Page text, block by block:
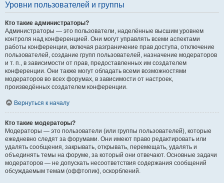
Уровни пользователей и группы
Кто такие администраторы?
Администраторы — это пользователи, наделённые высшим уровнем
контроля над конференцией. Они могут управлять всеми аспектами
работы конференции, включая разграничение прав доступа, отключение
пользователей, создание групп пользователей, назначение модераторов
и т. п., в зависимости от прав, предоставленных им создателем
конференции. Они также могут обладать всеми возможностями
модераторов во всех форумах, в зависимости от настроек,
произведённых создателем конференции.
Вернуться к началу
Кто такие модераторы?
Модераторы — это пользователи (или группы пользователей), которые
ежедневно следят за форумами. Они имеют право редактировать или
удалять сообщения, закрывать, открывать, перемещать, удалять и
объединять темы на форуме, за который они отвечают. Основные задачи
модераторов — не допускать несоответствия содержания сообщений
обсуждаемым темам (оффтопик), оскорблений.